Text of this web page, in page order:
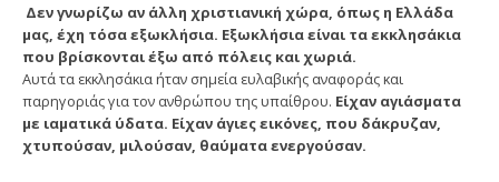
Δεν γνωρίζω αν άλλη χριστιανική χώρα, όπως η Ελλάδα
μας, έχη τόσα εξωκλήσια. Εξωκλήσια είναι τα εκκλησάκια
που βρίσκονται έξω από πόλεις και χωριά.
Αυτά τα εκκλησάκια ήταν σημεία ευλαβικής αναφοράς και
παρηγοριάς για τον ανθρώπου της υπαίθρου. Είχαν αγιάσματα
με ιαματικά ύδατα. Είχαν άγιες εικόνες, που δάκρυζαν,
χτυπούσαν, μιλούσαν, θαύματα ενεργούσαν.